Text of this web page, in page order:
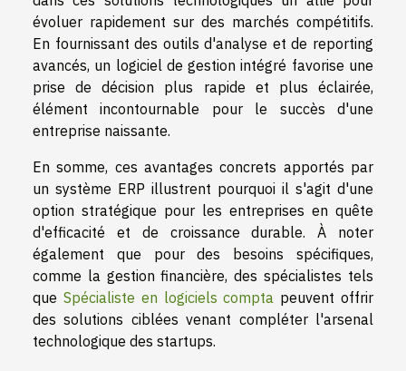
évoluer rapidement sur des marchés compétitifs.
En fournissant des outils d'analyse et de reporting
avancés, un logiciel de gestion intégré favorise une
prise de décision plus rapide et plus éclairée,
élément incontournable pour le succès d'une
entreprise naissante.
En somme, ces avantages concrets apportés par
un système ERP illustrent pourquoi il s'agit d'une
option stratégique pour les entreprises en quête
d'efficacité et de croissance durable. À noter
également que pour des besoins spécifiques,
comme la gestion financière, des spécialistes tels
que Spécialiste en logiciels compta peuvent offrir
des solutions ciblées venant compléter l'arsenal
technologique des startups.